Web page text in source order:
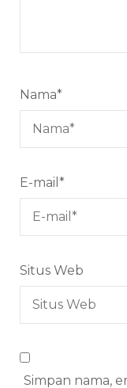
Nama*
E-mail *
Situs Web
Simpan nama,